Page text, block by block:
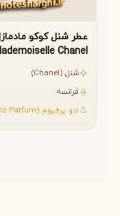
Chanel)
شنل (Chanel)
فرانسه
ادو پرفیوم (Eau de Parfum)